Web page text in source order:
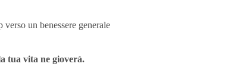
un benessere generale
tua vita ne gioverà.